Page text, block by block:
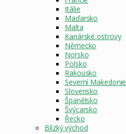
Itálie
Maďarsko
Malta
Kanárské ostrovy
Německo
Norsko
Polsko
Rakousko
Severní Makedonie
Slovensko
Španělsko
Švýcarsko
Řecko
Blízký východ